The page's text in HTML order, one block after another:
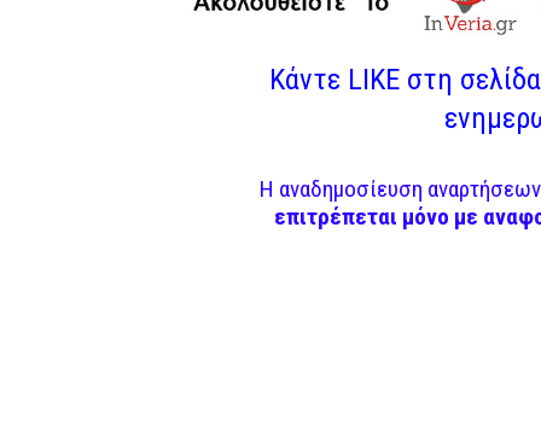
Κάντε LIKE στη
Η αναδημοσίευση
επιτρέπεται μόνο με